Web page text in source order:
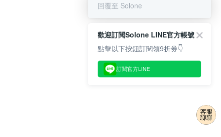
回覆至 Solone
歡迎訂閱Solone LINE官方帳號
點擊以下按鈕訂閱領9折券👇
訂閱官方LINE